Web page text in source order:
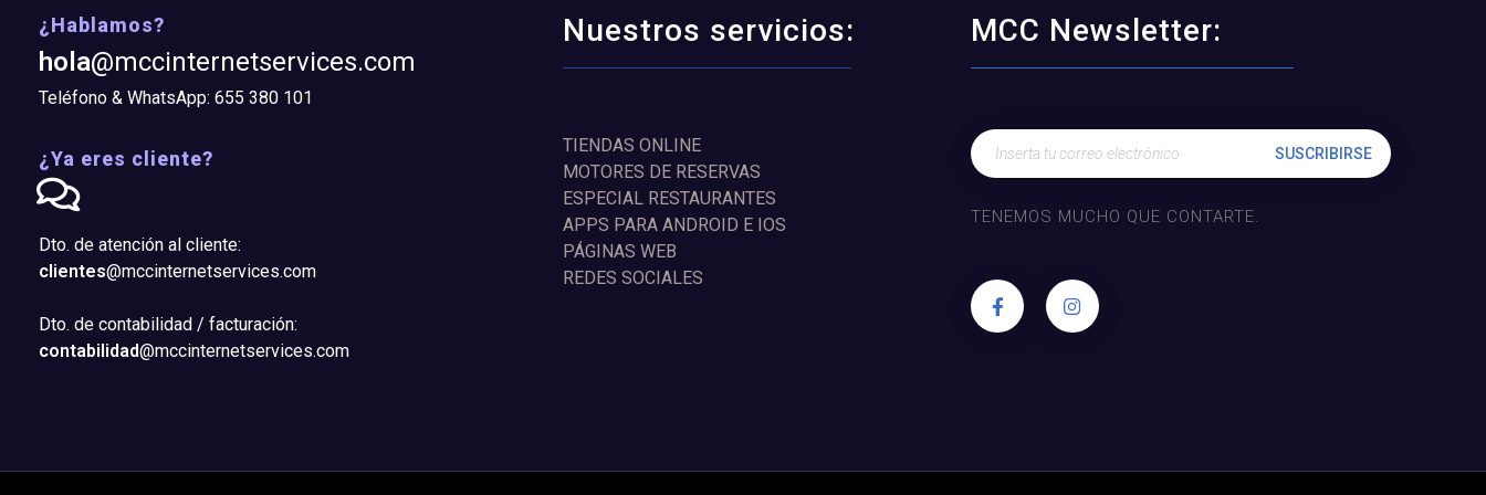
¿Hablamos?
hola@mccinternetservices.com
Teléfono & WhatsApp: 655 380 101
¿Ya eres cliente?
Dto. de atención al cliente:
clientes@mccinternetservices.com
Dto. de contabilidad / facturación:
contabilidad@mccinternetservices.com
Nuestros servicios:
TIENDAS ONLINE
MOTORES DE RESERVAS
ESPECIAL RESTAURANTES
APPS PARA ANDROID E IOS
PÁGINAS WEB
REDES SOCIALES
MCC Newsletter:
TENEMOS MUCHO QUE CONTARTE.